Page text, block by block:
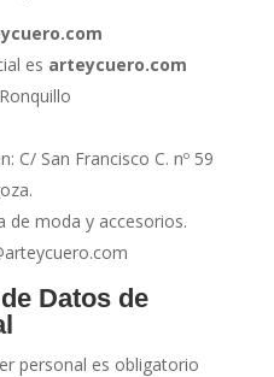
es arteycuero.com
C/ San Francisco C. nº 59
.
de moda y accesorios.
Datos de
personal es obligatorio